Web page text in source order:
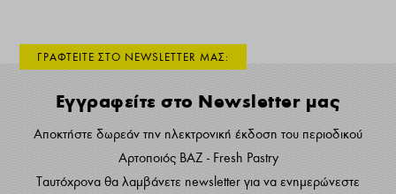
ΓΡΑΦΤΕΙΤΕ ΣΤΟ NEWSLETTER ΜΑΣ:
Εγγραφείτε στο Newsletter μας
Αποκτήστε δωρεάν την ηλεκτρονική έκδοση του περιοδικού
Αρτοποιός ΒΑΖ - Fresh Pastry
Ταυτόχρονα θα λαμβάνετε newsletter για να ενημερώνεστε